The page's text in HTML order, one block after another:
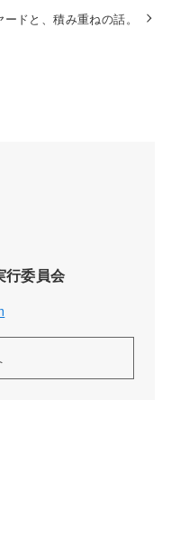
ドと、積み重ねの話。
委員会